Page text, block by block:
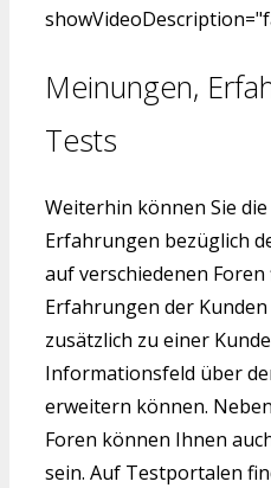
Meinungen,
Tests
Weiterhin können Sie
Erfahrungen bezüglich
auf verschiedenen
Erfahrungen der
zusätzlich zu einer
Informationsfeld über
erweitern können.
Foren können Ihnen
sein. Auf Testportalen